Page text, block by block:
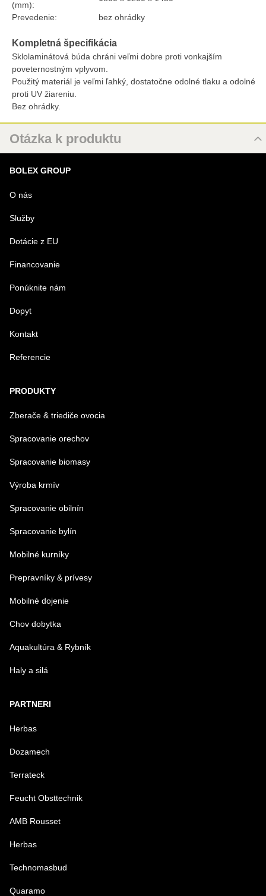
(mm):
Prevedenie:
bez ohrádky
Kompletná špecifikácia
Sklolaminátová búda chráni veľmi dobre proti vonkajším
poveternostným vplyvom.
Použitý materiál je veľmi ľahký, dostatočne odolné tlaku a odolné
proti UV žiareniu.
Bez ohrádky.
Otázka k produktu
MENO
VÁŠ E-MAIL
VAŠA OTÁZKA K PRODUKTU
Odoslať
BOLEX GROUP
O nás
Služby
Dotácie z EU
Financovanie
Ponúknite nám
Dopyt
Kontakt
Referencie
PRODUKTY
Zberače & triediče ovocia
Spracovanie orechov
Spracovanie biomasy
Výroba krmív
Spracovanie obilnín
Spracovanie bylín
Mobilné kurníky
Prepravníky & prívesy
Mobilné dojenie
Chov dobytka
Aquakultúra & Rybník
Haly a silá
PARTNERI
Herbas
Dozamech
Terrateck
Feucht Obsttechnik
AMB Rousset
Herbas
Technomasbud
Quaramo